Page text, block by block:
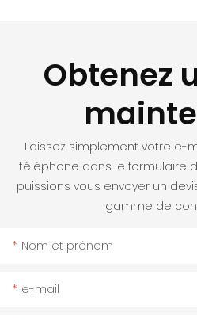
Obtenez
Laissez simplement votre e-
téléphone dans le formulaire
puissions vous envoyer un
gamme de
Nom et prénom
e-mail